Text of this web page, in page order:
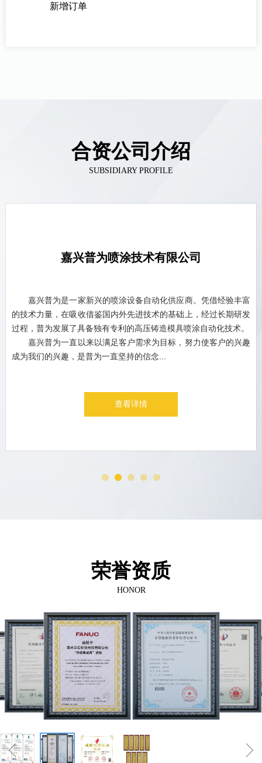
新增订单
HONOR
荣誉资质
ꁆ ꁇ
SUBSIDIARY PROFILE
合资公司介绍
嘉兴普为喷涂技术有限公司
嘉兴普为是一家新兴的喷涂设备自动化供应商。凭借经验丰富
的技术力量，在吸收借鉴国内外先进技术的基础上，经过长期研发
过程，普为发展了具备独有专利的高压铸造模具喷涂自动化技术。
嘉兴普为一直以来以满足客户需求为目标，努力使客户的兴趣
成为我们的兴趣，是普为一直坚持的信念...
查看详情